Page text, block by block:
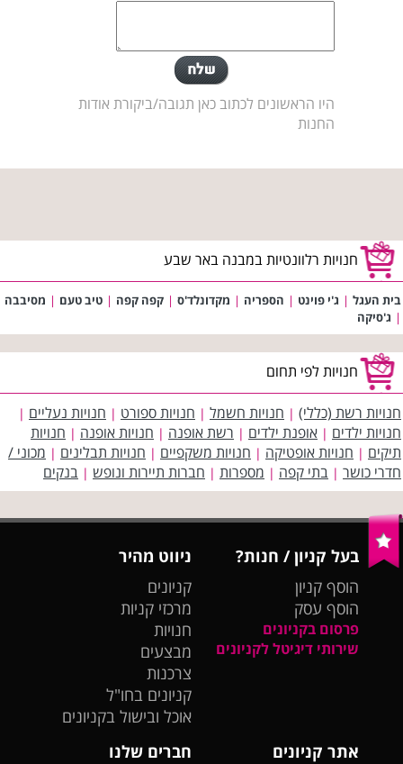
היו הראשונים לכתוב כאן תגובה/ביקורת אודות
החנות
חנויות רלוונטיות במבנה באר שבע
בית העגל | ג'י פוינט | הספריה | מקדונלד'ס | קפה קפה | טיב טעם | מסיבבה
| ג'סיקה
חנויות לפי תחום
חנויות רשת (כללי) | חנויות חשמל | חנויות ספורט | חנויות נעליים |
חנויות ילדים | אופנת ילדים | רשת אופנה | חנויות אופנה | חנויות
תיקים | חנויות אופטיקה | חנויות משקפיים | חנויות תבלינים | מכוני /
חדרי כושר | בתי קפה | מספרות | חברות תיירות ונופש | בנקים
בעל קניון / חנות?
הוסף קניון
הוסף עסק
פרסום בקניונים
שירותי דיגיטל לקניונים
ניווט מהיר
קניונים
מרכזי קניות
חנויות
מבצעים
צרכנות
קניונים בחו"ל
אוכל ובישול בקניונים
אתר קניונים
חברים שלנו